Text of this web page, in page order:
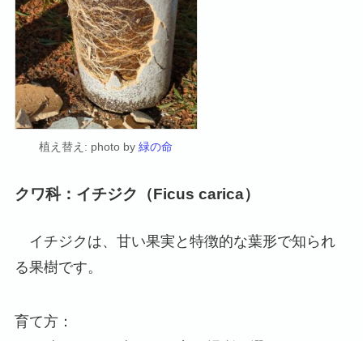
植え替え: photo by緑の命
クワ科：イチジク（Ficus carica）
イチジクは、甘い果実と特徴的な葉形で知られ
る果樹です。
育て方：